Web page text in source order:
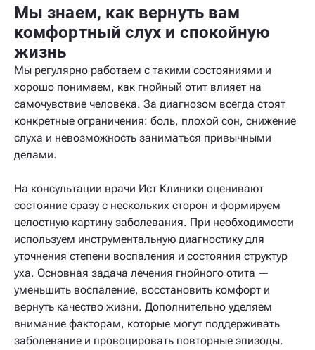
Мы знаем, как вернуть вам
комфортный слух и спокойную
жизнь
Мы регулярно работаем с такими состояниями и
хорошо понимаем, как гнойный отит влияет на
самочувствие человека. За диагнозом всегда стоят
конкретные ограничения: боль, плохой сон, снижение
слуха и невозможность заниматься привычными
делами.
На консультации врачи Ист Клиники оценивают
состояние сразу с нескольких сторон и формируем
целостную картину заболевания. При необходимости
используем инструментальную диагностику для
уточнения степени воспаления и состояния структур
уха. Основная задача лечения гнойного отита —
уменьшить воспаление, восстановить комфорт и
вернуть качество жизни. Дополнительно уделяем
внимание факторам, которые могут поддерживать
заболевание и провоцировать повторные эпизоды.